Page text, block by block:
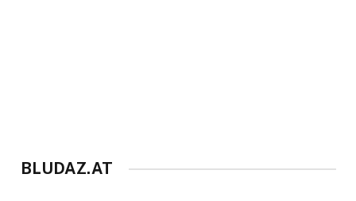
BLUDAZ.AT